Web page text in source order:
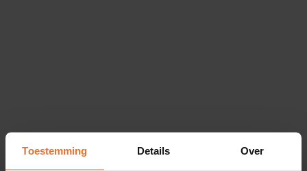
Toestemming Details Over